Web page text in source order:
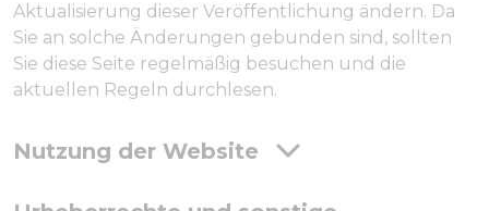
Aktualisierung dieser Veröffentlichung ändern. Da
Sie an solche Änderungen gebunden sind, sollten
Sie diese Seite regelmäßig besuchen und die
aktuellen Regeln durchlesen.
Nutzung der Website